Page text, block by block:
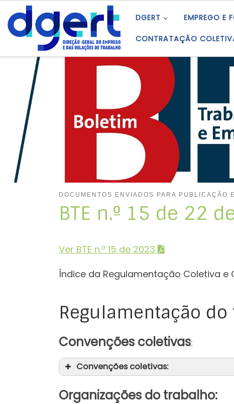
Skip to content DGERT EMPREGO E
CONTRATAÇÃO
DOCUMENTOS ENVIADOS PARA PUBLICAÇÃO
BTE n.º 15 de 22
Ver BTE n.º 15 de 2023
Índice da Regulamentação Coletiva e
Regulamentação
Convenções coletivas:
Convenções coletivas:
Organizações do trabalho: